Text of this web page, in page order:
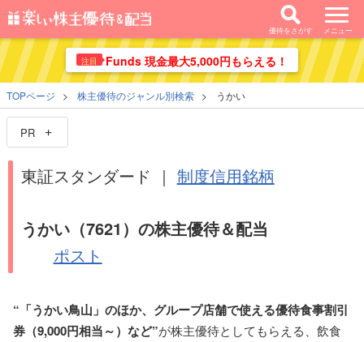
優待をさがす メニュー
注目 Funds 現金最大5,000円もらえる！
TOPページ 株主優待のジャンル別検索 うかい
PR
東証スタンダード ｜ 制度信用銘柄
うかい（7621）の株主優待＆配当
ポスト
“「うかい鳥山」のほか、グループ店舗で使える優待食事割引
券（9,000円相当～）など”が株主優待としてもらえる、飲食